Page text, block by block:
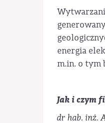
energia
m.in. o tym
Jak i czym
dr hab. inż.